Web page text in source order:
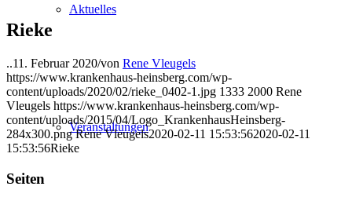
Aktuelles
Veranstaltungen
Rieke
..11. Februar 2020/von Rene Vleugels
https://www.krankenhaus-heinsberg.com/wp-
content/uploads/2020/02/rieke_0402-1.jpg 1333 2000 Rene
Vleugels https://www.krankenhaus-heinsberg.com/wp-
content/uploads/2015/04/Logo_KrankenhausHeinsberg-
284x300.png Rene Vleugels2020-02-11 15:53:562020-02-11
15:53:56Rieke
Seiten